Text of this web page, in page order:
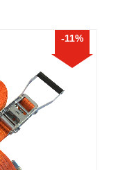
11%